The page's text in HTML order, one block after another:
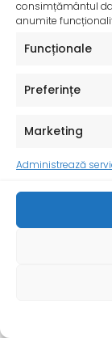
consimțământul
anumite
Funcționale
Preferințe
Marketing
Administrează
Ziua